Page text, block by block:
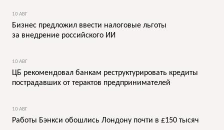
10 АВГ
Бизнес предложил ввести налоговые льготы
за внедрение российского ИИ
10 АВГ
ЦБ рекомендовал банкам реструктурировать кредиты
пострадавших от терактов предпринимателей
10 АВГ
Работы Бэнкси обошлись Лондону почти в £150 тысяч